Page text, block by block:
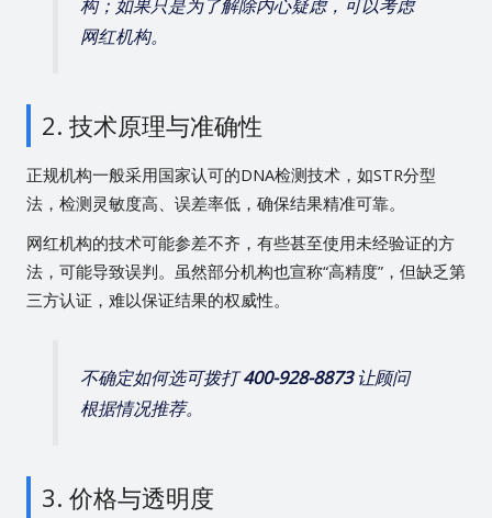
构；如果只是为了解除内心疑虑，可以考虑
网红机构。
2. 技术原理与准确性
正规机构一般采用国家认可的DNA检测技术，如STR分型
法，检测灵敏度高、误差率低，确保结果精准可靠。
网红机构的技术可能参差不齐，有些甚至使用未经验证的方
法，可能导致误判。虽然部分机构也宣称“高精度”，但缺乏第
三方认证，难以保证结果的权威性。
不确定如何选可拨打400-928-8873让顾问
根据情况推荐。
3. 价格与透明度